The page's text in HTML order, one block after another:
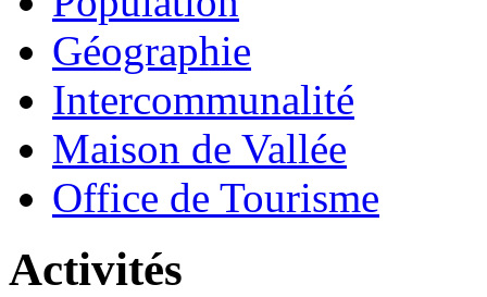
Géographie
Intercommunalité
Maison de Vallée
Office de Tourisme
Activités